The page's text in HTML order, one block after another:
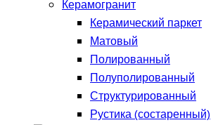
Керамогранит
Керамический паркет
Матовый
Полированный
Полуполированный
Структурированный
Рустика (состаренный)